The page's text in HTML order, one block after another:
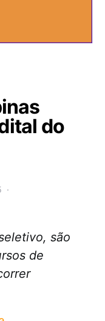
do
são
de